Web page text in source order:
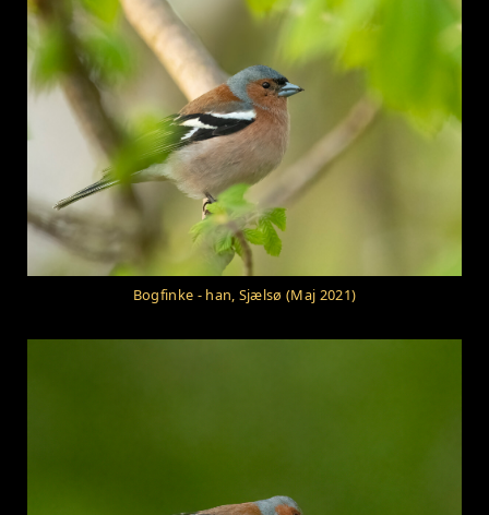
Bogfinke - han, Sjælsø (Maj 2021)